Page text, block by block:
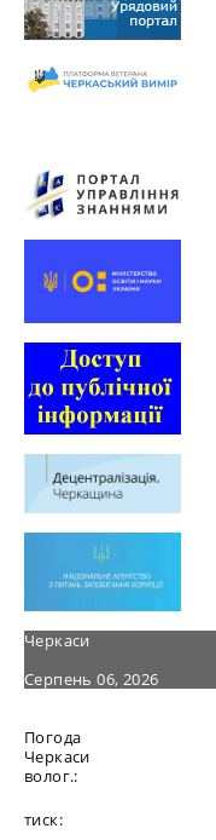
Черкаси
Серпень 06, 2026
Погода
Черкаси
волог.:
тиск: